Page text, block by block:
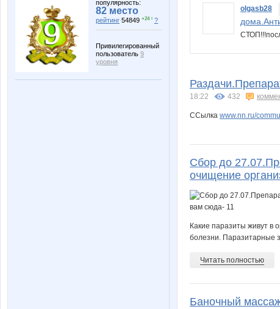
популярность:
82 место
рейтинг 54849 +24 ↑ ?
Привилегированный
пользователь 9
уровня
olgasb28
18:22
432
ССылка www.nn.ru/
Сбор до
очищение
Какие паразиты живут в
болезни. Паразитарные
Читать полностью
Баночный